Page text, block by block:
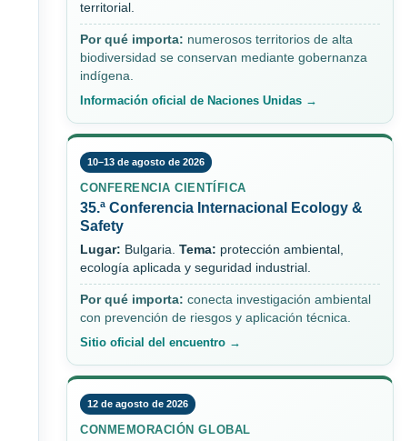
territorial.
Por qué importa: numerosos territorios de alta
biodiversidad se conservan mediante gobernanza
indígena.
Información oficial de Naciones Unidas →
10–13 de agosto de 2026
CONFERENCIA CIENTÍFICA
35.ª Conferencia Internacional Ecology &
Safety
Lugar: Bulgaria. Tema: protección ambiental,
ecología aplicada y seguridad industrial.
Por qué importa: conecta investigación ambiental
con prevención de riesgos y aplicación técnica.
Sitio oficial del encuentro →
12 de agosto de 2026
CONMEMORACIÓN GLOBAL